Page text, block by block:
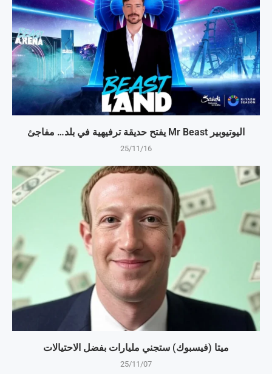
اليوتيوبير Mr Beast يفتح حديقة ترفيهية في بلد… مفاجئ
25/11/16
ميتا (فيسبوك) ستجني مليارات بفضل الاحتيالات
25/11/07